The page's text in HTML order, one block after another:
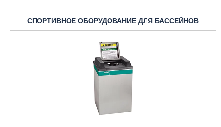
СПОРТИВНОЕ ОБОРУДОВАНИЕ ДЛЯ БАССЕЙНОВ